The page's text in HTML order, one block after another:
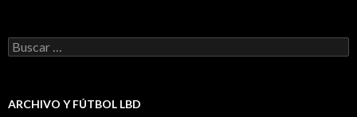
Buscar:
ARCHIVO Y FÚTBOL LBD